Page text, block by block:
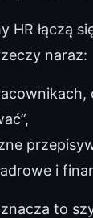
HR łączą
naraz:
i
to